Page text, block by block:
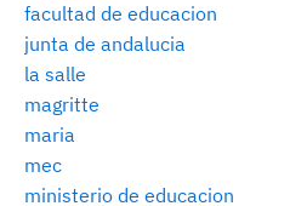
facultad de educacion
junta de andalucia
la salle
magritte
maria
mec
ministerio de educacion